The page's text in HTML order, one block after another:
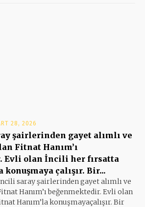
28, 2026
şairlerinden gayet alımlı ve
Fitnat Hanım’ı
Evli olan İncili her fırsatta
konuşmaya çalışır. Bir...
saray şairlerinden gayet alımlı ve
Hanım’ı beğenmektedir. Evli olan
Hanım’la konuşmayaçalışır. Bir